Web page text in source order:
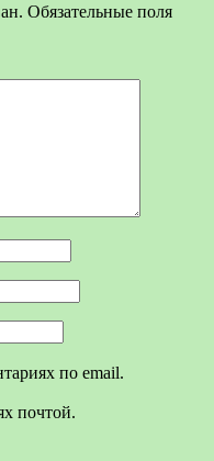
Обязательные поля
по email.
почтой.